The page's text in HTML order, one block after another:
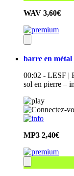
WAV 3,60€
barre en métal
00:02 - LESF |
sol en pierre –
MP3 2,40€